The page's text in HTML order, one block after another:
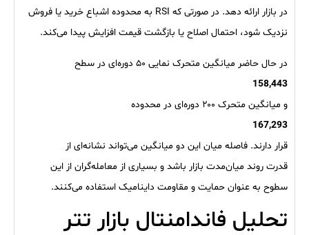
در بازار ارائه دهد. در صورتی که RSI به محدوده اشباع خرید یا فروش
نزدیک شود، احتمال اصلاح یا بازگشت قیمت افزایش پیدا می‌کند.
در حال حاضر میانگین متحرک نمایی ۵۰ دوره‌ای در سطح
158,443
و میانگین متحرک ۲۰۰ دوره‌ای در محدوده
167,293
قرار دارند. فاصله میان این دو میانگین می‌تواند نشانه‌ای از
قدرت روند میان‌مدت بازار باشد و بسیاری از معامله‌گران از این
سطوح به عنوان حمایت و مقاومت داینامیک استفاده می‌کنند.
تحلیل فاندامنتال بازار تتر